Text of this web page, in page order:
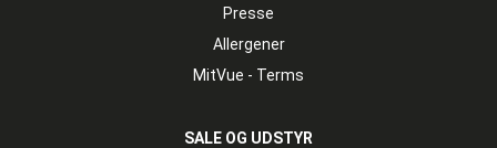
Presse
Allergener
MitVue - Terms
SALE OG UDSTYR